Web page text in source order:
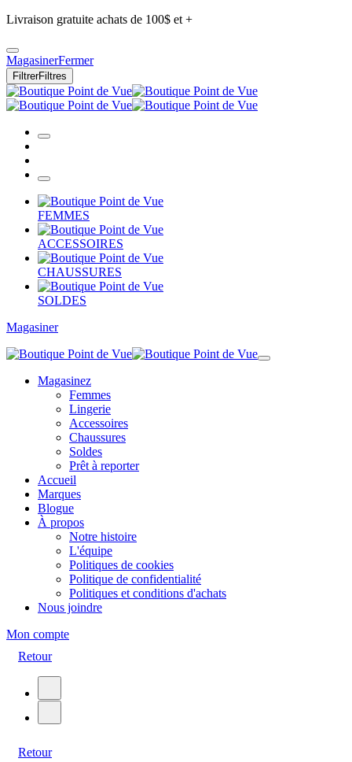
Livraison gratuite achats de 100$ et +
MagasinerFermer
FiltrerFiltres
FEMMES
ACCESSOIRES
CHAUSSURES
SOLDES
Magasiner
Magasinez
Femmes
Lingerie
Accessoires
Chaussures
Soldes
Prêt à reporter
Accueil
Marques
Blogue
À propos
Notre histoire
L'équipe
Politiques de cookies
Politique de confidentialité
Politiques et conditions d'achats
Nous joindre
Mon compte
Retour
Retour